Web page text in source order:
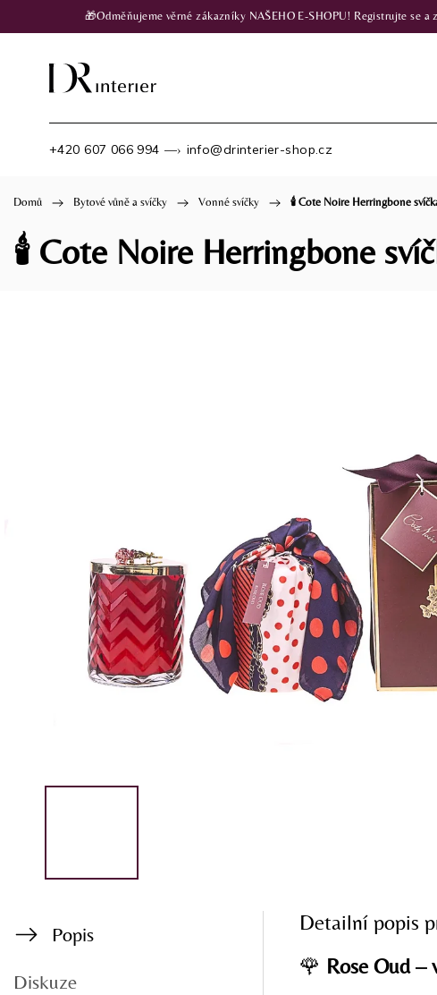
+420 607 066 994 —› info@drinterier-shop.cz
🎁Odměňujeme věrné zákazníky NAŠEHO E-SHOPU! Registrujte se
Domů / Bytové vůně a svíčky / Vonné svíčky / 🕯️ Cote Noire Herringbone
🕯️ Cote Noire Herringbone
Popis
Diskuze
Detailní popis
🌹 Rose Oud –